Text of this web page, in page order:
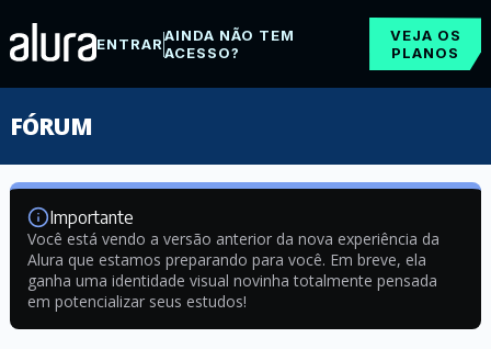
ENTRARAINDA NÃO TEM
ACESSO?
VEJA OS
PLANOS
FÓRUM
Importante
Você está vendo a versão anterior da nova experiência da
Alura que estamos preparando para você. Em breve, ela
ganha uma identidade visual novinha totalmente pensada
em potencializar seus estudos!